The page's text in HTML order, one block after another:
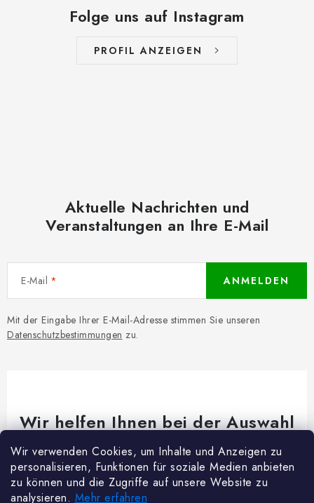
Wir verwenden Cookies, um Inhalte und Anzeigen zu
personalisieren, Funktionen für soziale Medien anbieten
zu können und die Zugriffe auf unsere Website zu
analysieren. Mehr erfahren
Folge uns auf Instagram
PROFIL ANZEIGEN
Aktuelle Nachrichten und
Veranstaltungen an Ihre E-Mail
E-Mail
Mit der Eingabe Ihrer E-Mail-Adresse stimmen Sie unseren
Datenschutzbestimmungen zu.
ANMELDEN
Wir helfen Ihnen bei der Auswahl
Brauchen Sie Rat bei etwas? Wir sind für dich da!
Kundenservice@woodycrafts.de
+49 211 8694 2501 (Mo-Fr 8:00-16:00)